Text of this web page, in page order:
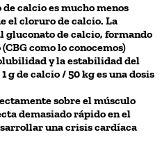
calcio es mucho menos
el cloruro de calcio. La
gluconato de calcio, formando
como lo conocemos)
y la estabilidad del
g de calcio / 50 kg es una dosis
sobre el músculo
demasiado rápido en el
una crisis cardíaca